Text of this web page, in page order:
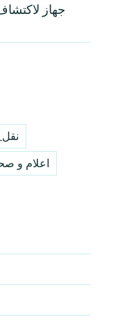
جهاز
اعلام و